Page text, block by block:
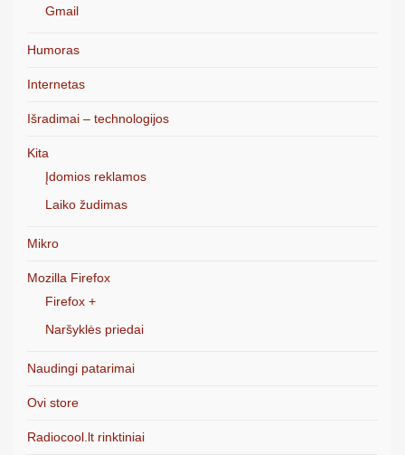
Gmail
Humoras
Internetas
Išradimai – technologijos
Kita
Įdomios reklamos
Laiko žudimas
Mikro
Mozilla Firefox
Firefox +
Naršyklės priedai
Naudingi patarimai
Ovi store
Radiocool.lt rinktiniai